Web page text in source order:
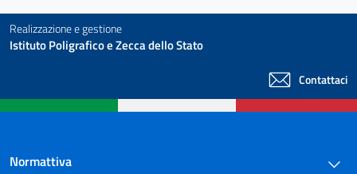
Realizzazione e gestione
Istituto Poligrafico e Zecca dello Stato
Contattaci
Normattiva